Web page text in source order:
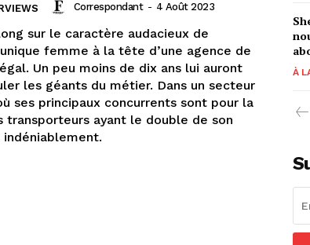
Correspondant - 4 Août 2023
sur le caractère audacieux de
femme à la tête d’une agence de
Un peu moins de dix ans lui auront
les géants du métier. Dans un secteur
ses principaux concurrents sont pour la
transporteurs ayant le double de son
À